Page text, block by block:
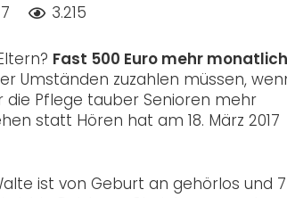
3.215
Fast 500 Euro mehr
Umständen zuzahlen müssen,
die Pflege tauber Senioren mehr
statt Hören hat am 18. März 2017
ist von Geburt an gehörlos und